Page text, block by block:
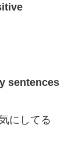
sentences
にしてる